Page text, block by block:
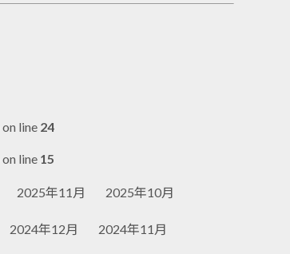
on line 24
on line 15
2025年11月 2025年10月
2024年12月 2024年11月